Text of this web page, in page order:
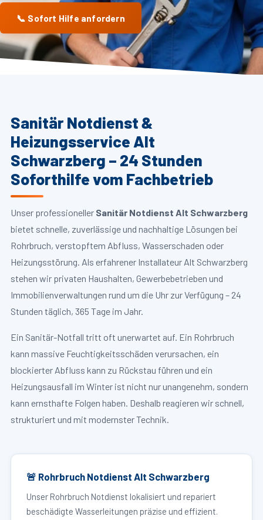
📞 Sofort Hilfe anfordern
Sanitär Notdienst &
Heizungsservice Alt
Schwarzberg – 24 Stunden
Soforthilfe vom Fachbetrieb
Unser professioneller Sanitär Notdienst Alt Schwarzberg
bietet schnelle, zuverlässige und nachhaltige Lösungen bei
Rohrbruch, verstopftem Abfluss, Wasserschaden oder
Heizungsstörung. Als erfahrener Installateur Alt Schwarzberg
stehen wir privaten Haushalten, Gewerbebetrieben und
Immobilienverwaltungen rund um die Uhr zur Verfügung – 24
Stunden täglich, 365 Tage im Jahr.
Ein Sanitär-Notfall tritt oft unerwartet auf. Ein Rohrbruch
kann massive Feuchtigkeitsschäden verursachen, ein
blockierter Abfluss kann zu Rückstau führen und ein
Heizungsausfall im Winter ist nicht nur unangenehm, sondern
kann ernsthafte Folgen haben. Deshalb reagieren wir schnell,
strukturiert und mit modernster Technik.
🚨 Rohrbruch Notdienst Alt Schwarzberg
Unser Rohrbruch Notdienst lokalisiert und repariert
beschädigte Wasserleitungen präzise und effizient.